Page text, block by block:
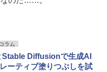
ラム
Diffusionで生成AI
ーティブ塗りつぶしを試